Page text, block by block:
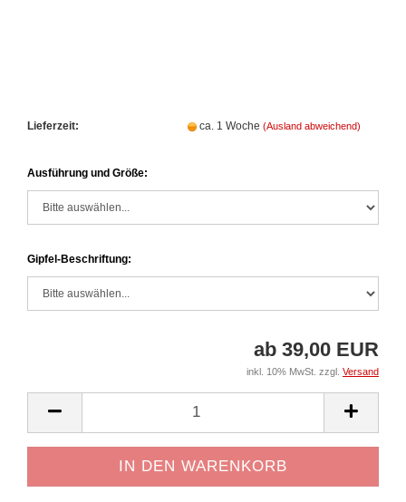
Lieferzeit: ca. 1 Woche (Ausland abweichend)
Ausführung und Größe:
Gipfel-Beschriftung:
ab 39,00 EUR
inkl. 10% MwSt. zzgl. Versand